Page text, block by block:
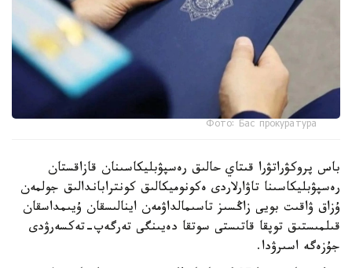
Фото: Бас прокуратура
باس پروكۋراتۋرا قىتاي حالىق رەسپۋبليكاسىنان قازاقستان
رەسپۋبليكاسىنا تاۋارلاردى ەكونوميكالىق كونتراباندالىق جولمەن
ۇزاق ۋاقىت بويى زاڭسىز تاسىمالداۋمەن اينالىسقان ۇيىمداسقان
قىلمىستىق توپقا قاتىستى سوتقا دەيىنگى تەرگەپ-تەكسەرۋدى
جۇزەگە اسىرۋدا.